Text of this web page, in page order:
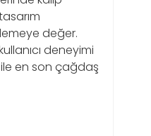
değer.
deneyimi
ile en son çağdaş